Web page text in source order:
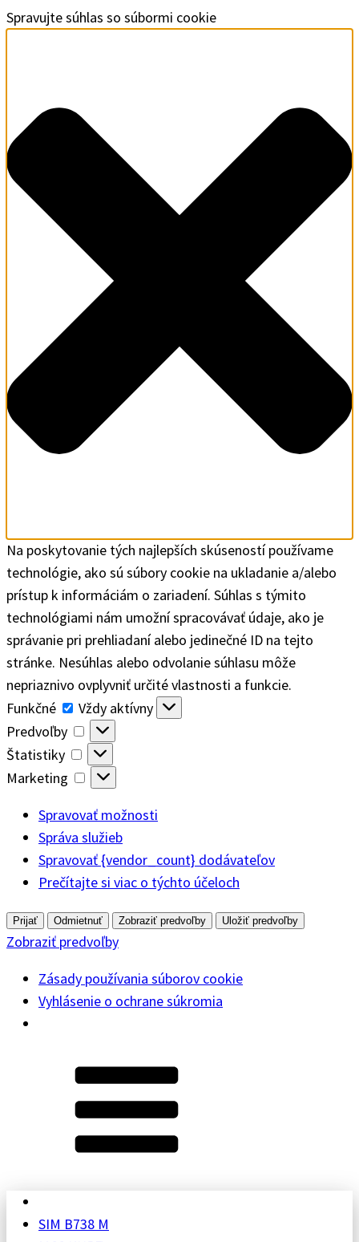
Spravujte súhlas so súbormi cookie
Na poskytovanie tých najlepších skúseností používame
technológie, ako sú súbory cookie na ukladanie a/alebo
prístup k informáciám o zariadení. Súhlas s týmito
technológiami nám umožní spracovávať údaje, ako je
správanie pri prehliadaní alebo jedinečné ID na tejto
stránke. Nesúhlas alebo odvolanie súhlasu môže
nepriaznivo ovplyvniť určité vlastnosti a funkcie.
Funkčné
Funkčné
Vždy aktívny
Predvoľby
Predvoľby
Štatistiky
Štatistiky
Marketing
Marketing
Spravovať možnosti
Správa služieb
Spravovať {vendor_count} dodávateľov
Prečítajte si viac o týchto účeloch
Prijať Odmietnuť Zobraziť predvoľby Uložiť predvoľby
Zobraziť predvoľby
Zásady používania súborov cookie
Vyhlásenie o ochrane súkromia
SIM B738 M